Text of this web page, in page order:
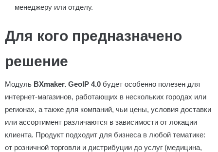
менеджеру или отделу.
Для кого предназначено
решение
Модуль BXmaker. GeoIP 4.0 будет особенно полезен для
интернет-магазинов, работающих в нескольких городах или
регионах, а также для компаний, чьи цены, условия доставки
или ассортимент различаются в зависимости от локации
клиента. Продукт подходит для бизнеса в любой тематике:
от розничной торговли и дистрибуции до услуг (медицина,